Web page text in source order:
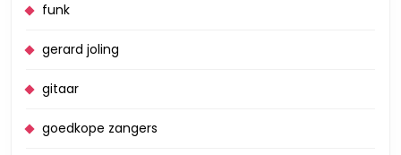
funk
gerard joling
gitaar
goedkope zangers